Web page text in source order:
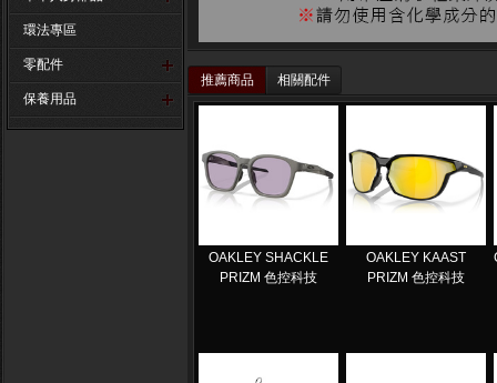
環法專區
零配件
保養用品
推薦商品 相關配件
OAKLEY SHACKLE
PRIZM 色控科技
OAKLEY KAAST
PRIZM 色控科技